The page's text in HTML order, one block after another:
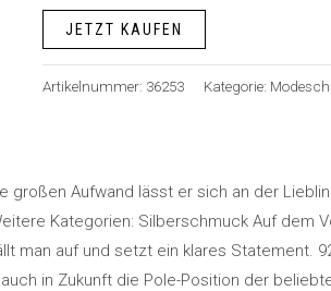
JETZT KAUFEN
Artikelnummer: 36253 Kategorie:
großen Aufwand lässt er sich an der
Kategorien: Silberschmuck Auf dem
man auf und setzt ein klares Statement.
in Zukunft die Pole-Position der